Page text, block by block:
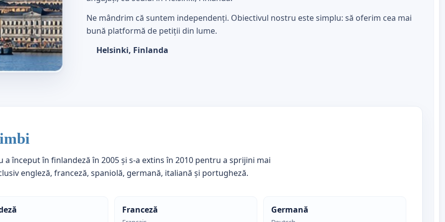
Ne mândrim că suntem independenți. Obiectivul nostru este simplu: să oferim cea mai
bună platformă de petiții din lume.
Helsinki, Finlanda
a început în finlandeză în 2005 și s-a extins în 2010 pentru a sprijini mai
engleză, franceză, spaniolă, germană, italiană și portugheză.
Franceză Germană